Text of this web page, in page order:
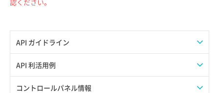
API ガイドライン
APIのご利用について
API 利活用例
APIでAPIサブユーザーを作成する
コントロールパネル情報